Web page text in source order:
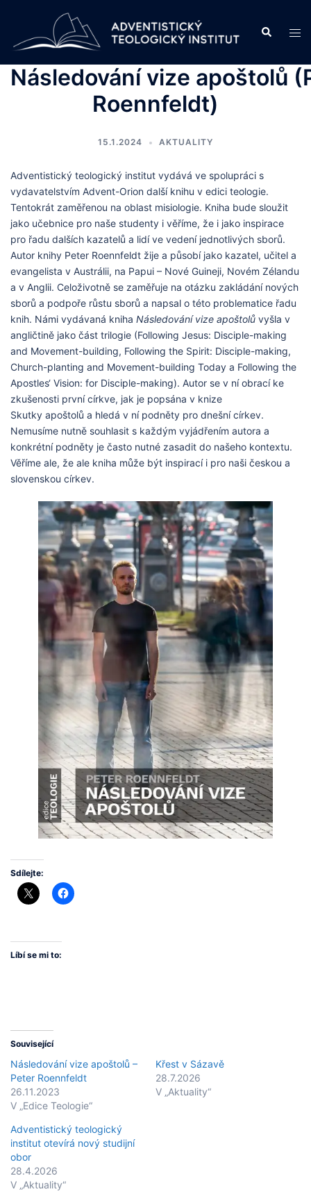
content
Search
Následování vize apoštolů
Roennfeldt)
15.1.2024 AKTUALITY
Adventistický teologický institut vydává ve spolupráci s
vydavatelstvím Advent-Orion další knihu v edici teologie.
Tentokrát zaměřenou na oblast misiologie. Kniha bude sloužit
jako učebnice pro naše studenty i věříme, že i jako inspirace
pro řadu dalších kazatelů a lidí ve vedení jednotlivých sborů.
Autor knihy Peter Roennfeldt žije a působí jako kazatel, učitel a
evangelista v Austrálii, na Papui – Nové Guineji, Novém Zélandu
a v Anglii. Celoživotně se zaměřuje na otázku zakládání nových
sborů a podpoře růstu sborů a napsal o této problematice řadu
knih. Námi vydávaná kniha Následování vize apoštolů vyšla v
angličtině jako část trilogie (Following Jesus: Disciple-making
and Movement-building, Following the Spirit: Disciple-making,
Church-planting and Movement-building Today a Following the
Apostles‘ Vision: for Disciple-making). Autor se v ní obrací ke
zkušenosti první církve, jak je popsána v knize
Skutky apoštolů a hledá v ní podněty pro dnešní církev.
Nemusíme nutně souhlasit s každým vyjádřením autora a
konkrétní podněty je často nutné zasadit do našeho kontextu.
Věříme ale, že ale kniha může být inspirací i pro naši českou a
slovenskou církev.
Sdílejte:
Líbí se mi to:
Související
Následování vize apoštolů –
Peter Roennfeldt
26.11.2023
V „Edice Teologie“
Křest v Sázavě
28.7.2026
V „Aktuality“
Adventistický teologický
institut otevírá nový studijní
obor
28.4.2026
V „Aktuality“